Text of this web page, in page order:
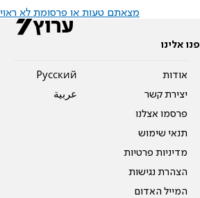
מצאתם טעות או פרסומת לא
פנו אלינו
אודות
יצירת קשר
פרסמו אצלנו
תנאי שימוש
מדיניות פרטיות
הצהרת נגישות
המייל האדום
Pусский
عربية